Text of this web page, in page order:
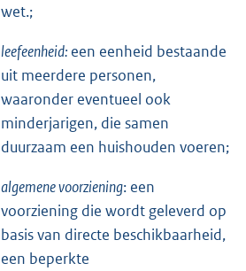
wet.;
leefeenheid: een eenheid bestaande
uit meerdere personen,
waaronder eventueel ook
minderjarigen, die samen
duurzaam een huishouden voeren;
algemene voorziening: een
voorziening die wordt geleverd op
basis van directe beschikbaarheid,
een beperkte